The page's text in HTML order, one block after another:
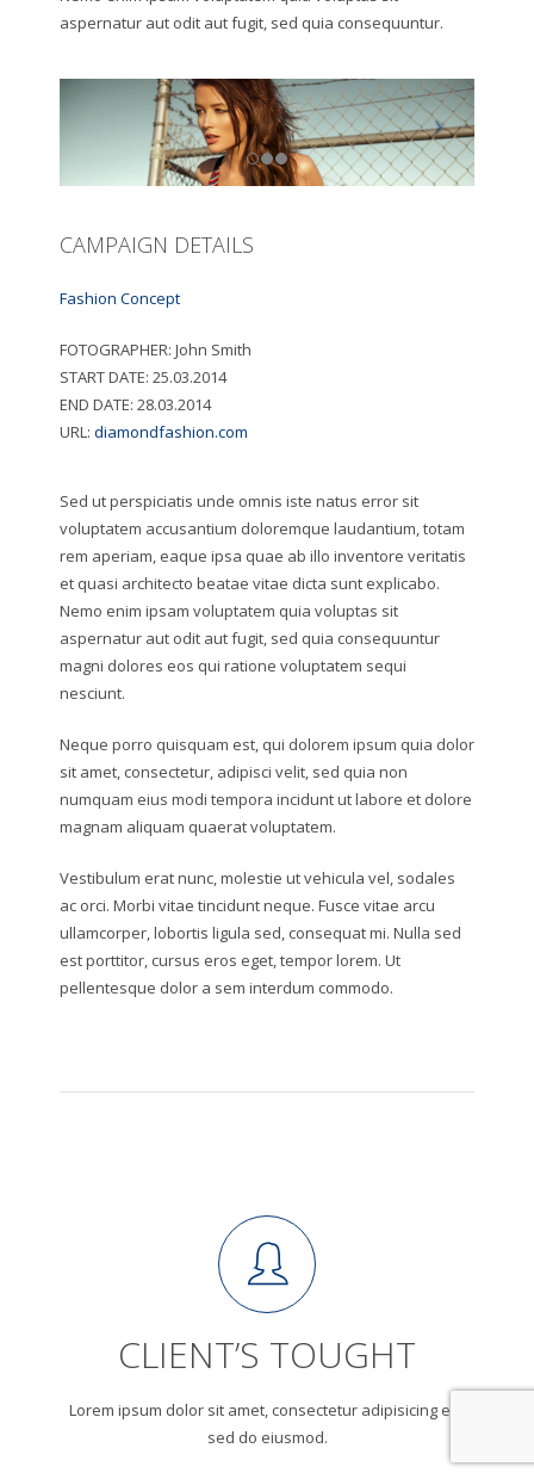
aspernatur aut odit aut fugit, sed quia consequuntur.
CAMPAIGN DETAILS
Fashion Concept
FOTOGRAPHER: John Smith
START DATE: 25.03.2014
END DATE: 28.03.2014
URL: diamondfashion.com
Sed ut perspiciatis unde omnis iste natus error sit
voluptatem accusantium doloremque laudantium, totam
rem aperiam, eaque ipsa quae ab illo inventore veritatis
et quasi architecto beatae vitae dicta sunt explicabo.
Nemo enim ipsam voluptatem quia voluptas sit
aspernatur aut odit aut fugit, sed quia consequuntur
magni dolores eos qui ratione voluptatem sequi
nesciunt.
Neque porro quisquam est, qui dolorem ipsum quia dolor
sit amet, consectetur, adipisci velit, sed quia non
numquam eius modi tempora incidunt ut labore et dolore
magnam aliquam quaerat voluptatem.
Vestibulum erat nunc, molestie ut vehicula vel, sodales
ac orci. Morbi vitae tincidunt neque. Fusce vitae arcu
ullamcorper, lobortis ligula sed, consequat mi. Nulla sed
est porttitor, cursus eros eget, tempor lorem. Ut
pellentesque dolor a sem interdum commodo.
CLIENT’S TOUGHT
Lorem ipsum dolor sit amet, consectetur adipisicing elit,
sed do eiusmod.